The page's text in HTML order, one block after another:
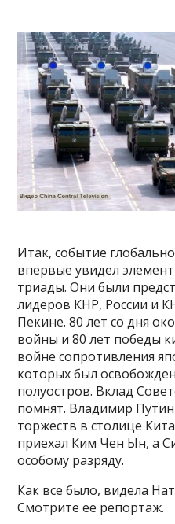
Итак, событие
впервые увидел
триады. Они были
лидеров КНР, России и
Пекине. 80 лет со дня
войны и 80 лет победы
войне сопротивления
которых был
полуостров. Вклад
помнят. Владимир
торжеств в столице
приехал Ким Чен Ын, а
особому разряду.
Как все было, видела
Смотрите ее репортаж.